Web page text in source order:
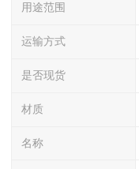
用途范围
运输方式
是否现货
材质
名称